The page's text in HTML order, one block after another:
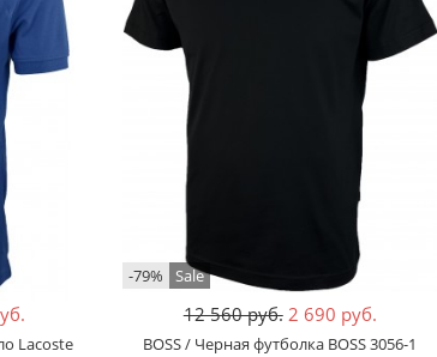
Lacoste
-79% Sale
12 560 руб. 2 690 руб.
BOSS / Черная футболка BOSS 3056-1